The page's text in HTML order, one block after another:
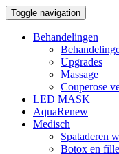
Toggle navigation
Behandelingen
Upgrades
Massage
Couperose
LED MASK
AquaRenew
Medisch
Spataderen
Botox en